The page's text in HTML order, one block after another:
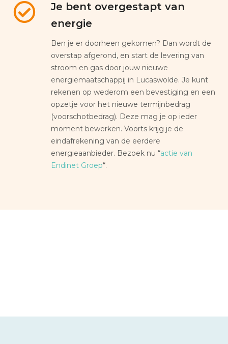
Je bent overgestapt van
energie
Ben je er doorheen gekomen? Dan wordt de
overstap afgerond, en start de levering van
stroom en gas door jouw nieuwe
energiemaatschappij in Lucaswolde. Je kunt
rekenen op wederom een bevestiging en een
opzetje voor het nieuwe termijnbedrag
(voorschotbedrag). Deze mag je op ieder
moment bewerken. Voorts krijg je de
eindafrekening van de eerdere
energieaanbieder. Bezoek nu “actie van
Endinet Groep“.